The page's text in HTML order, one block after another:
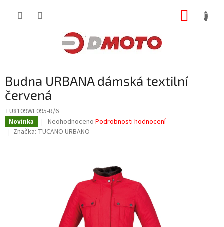
Budna URBANA dámská textilní
červená
TU8109WF095-R/6
Novinka
Průměrné
hodnocení
hvězdiček.
Neohodnoceno Podrobnosti hodnocení
Značka: TUCANO URBANO